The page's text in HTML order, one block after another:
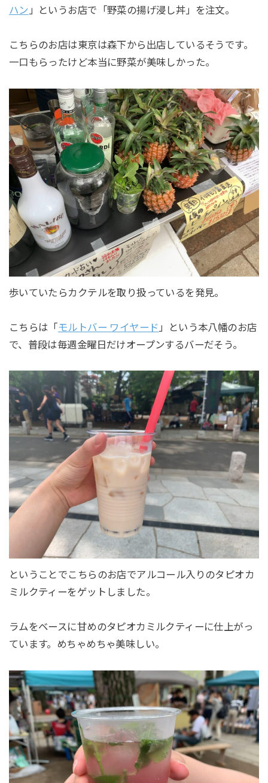
ハン 」というお店で「野菜の揚げ浸し丼」を注文。
こちらのお店は東京は森下から出店しているそうです。
一口もらったけど本当に野菜が美味しかった。
歩いていたらカクテルを取り扱っているを発見。
こちらは「モルトバー ワイヤード 」という本八幡のお店
で、普段は毎週金曜日だけオープンするバーだそう。
ということでこちらのお店でアルコール入りのタピオカ
ミルクティーをゲットしました。
ラムをベースに甘めのタピオカミルクティーに仕上がっ
ています。めちゃめちゃ美味しい。